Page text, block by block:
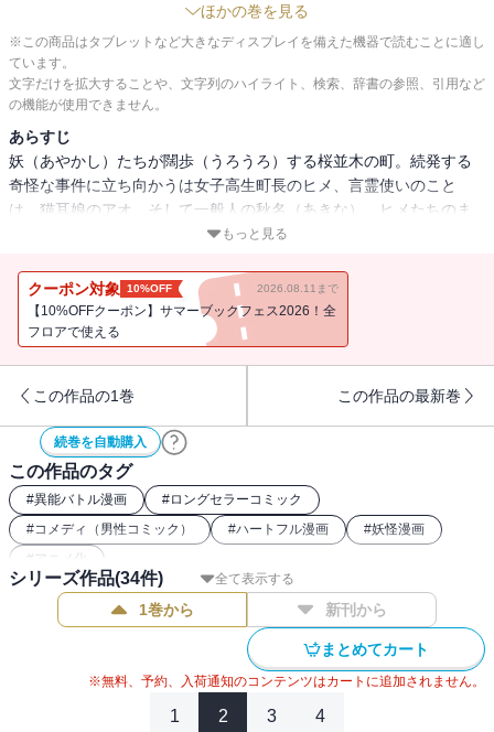
ほかの巻を見る
※この商品はタブレットなど大きなディスプレイを備えた機器で読むことに適し
ています。
文字だけを拡大することや、文字列のハイライト、検索、辞書の参照、引用など
の機能が使用できません。
あらすじ
妖（あやかし）たちが闊歩（うろうろ）する桜並木の町。続発する
奇怪な事件に立ち向かうは女子高生町長のヒメ、言霊使いのこと
は、猫耳娘のアオ、そして一般人の秋名（あきな）。ヒメたちのま
さかの箱根旅行、そして留守を預かる獅堂（しどう）やミナカナや
スダスズヒトが放つ新感覚ハートフル×アクション！！
もっと見る
クーポン対象 10%OFF 2026.08.11まで
【10%OFFクーポン】サマーブックフェス2026！全
フロアで使える
この作品の1巻 この作品の最新巻
続巻を自動購入
この作品のタグ
#異能バトル漫画 #ロングセラーコミック
#コメディ（男性コミック） #ハートフル漫画 #妖怪漫画
# アニメ化
全て表示する
シリーズ作品(34件)
1巻から 新刊から
まとめてカート
※無料、予約、入荷通知のコンテンツはカートに追加されません。
1 2 3 4